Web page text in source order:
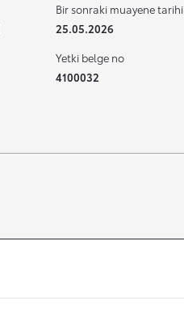
Bir sonraki muayene tarihi
25.05.2026
Yetki belge no
4100032